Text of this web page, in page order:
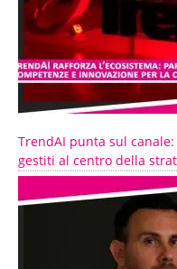
TrendAI punta sul
gestiti al centro della